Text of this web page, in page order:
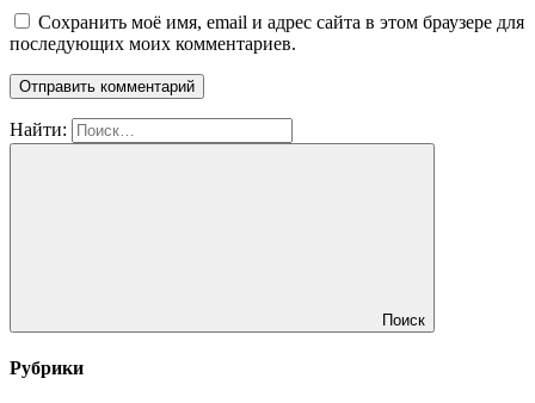
Сохранить моё имя, email и адрес сайта в этом браузере для
последующих моих комментариев.
Найти:
Поиск
Рубрики